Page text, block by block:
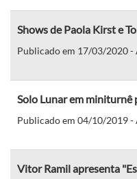
Shows de Paola Kirst e
Publicado em 17/03/2020
Solo Lunar em miniturnê
Publicado em 04/10/2019
Vitor Ramil apresenta